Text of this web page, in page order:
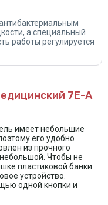
а специальный
работы регулируется
7E-A
имеет небольшие
его удобно
из прочного
Чтобы не
пластиковой банки
устройство.
одной кнопки и